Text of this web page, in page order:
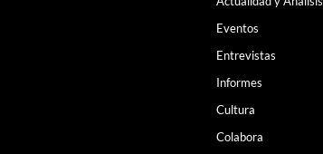
Eventos
Entrevistas
Informes
Cultura
Colabora